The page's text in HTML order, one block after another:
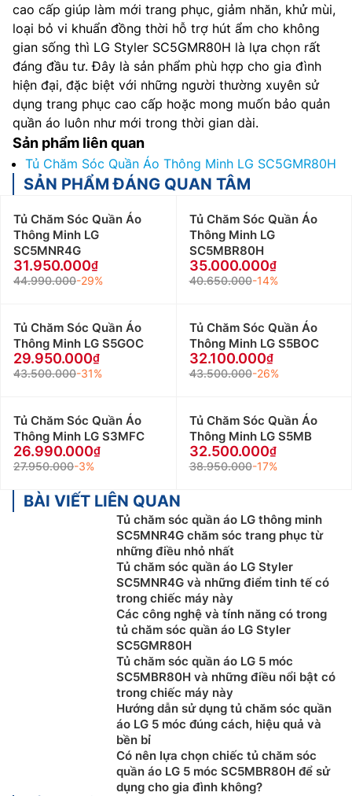
cao cấp giúp làm mới trang phục, giảm nhăn, khử mùi,
loại bỏ vi khuẩn đồng thời hỗ trợ hút ẩm cho không
gian sống thì LG Styler SC5GMR80H là lựa chọn rất
đáng đầu tư. Đây là sản phẩm phù hợp cho gia đình
hiện đại, đặc biệt với những người thường xuyên sử
dụng trang phục cao cấp hoặc mong muốn bảo quản
quần áo luôn như mới trong thời gian dài.
Sản phẩm liên quan
Tủ Chăm Sóc Quần Áo Thông Minh LG SC5GMR80H
SẢN PHẨM ĐÁNG QUAN TÂM
Tủ Chăm Sóc Quần Áo
Thông Minh LG
SC5MNR4G
31.950.000
44.990.000-29%
Tủ Chăm Sóc Quần Áo
Thông Minh LG
SC5MBR80H
35.000.000
40.650.000-14%
Tủ Chăm Sóc Quần Áo
Thông Minh LG S5GOC
29.950.000
43.500.000-31%
Tủ Chăm Sóc Quần Áo
Thông Minh LG S5BOC
32.100.000
43.500.000-26%
Tủ Chăm Sóc Quần Áo
Thông Minh LG S3MFC
26.990.000
27.950.000-3%
Tủ Chăm Sóc Quần Áo
Thông Minh LG S5MB
32.500.000
38.950.000-17%
BÀI VIẾT LIÊN QUAN
Tủ chăm sóc quần áo LG thông minh
SC5MNR4G chăm sóc trang phục từ
những điều nhỏ nhất
Tủ chăm sóc quần áo LG Styler
SC5MNR4G và những điểm tinh tế có
trong chiếc máy này
Các công nghệ và tính năng có trong
tủ chăm sóc quần áo LG Styler
SC5GMR80H
Tủ chăm sóc quần áo LG 5 móc
SC5MBR80H và những điều nổi bật có
trong chiếc máy này
Hướng dẫn sử dụng tủ chăm sóc quần
áo LG 5 móc đúng cách, hiệu quả và
bền bỉ
Có nên lựa chọn chiếc tủ chăm sóc
quần áo LG 5 móc SC5MBR80H để sử
dụng cho gia đình không?